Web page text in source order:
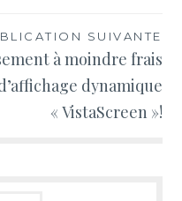
SUIVANTE
à moindre frais
dynamique
« VistaScreen »!